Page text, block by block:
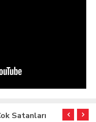
Satanları